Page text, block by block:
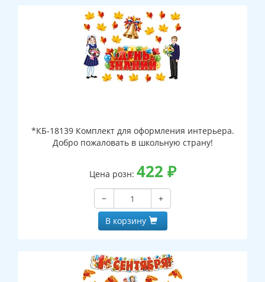
*КБ-18139 Комплект для оформления интерьера.
Добро пожаловать в школьную страну!
Цена розн: 422 ₽
−
+
В корзину